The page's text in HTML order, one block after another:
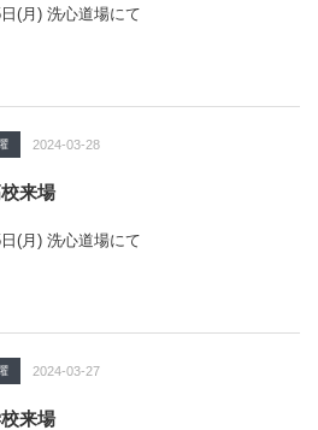
(月) 洗心道場にて
2024-03-28
来場
(月) 洗心道場にて
2024-03-27
来場